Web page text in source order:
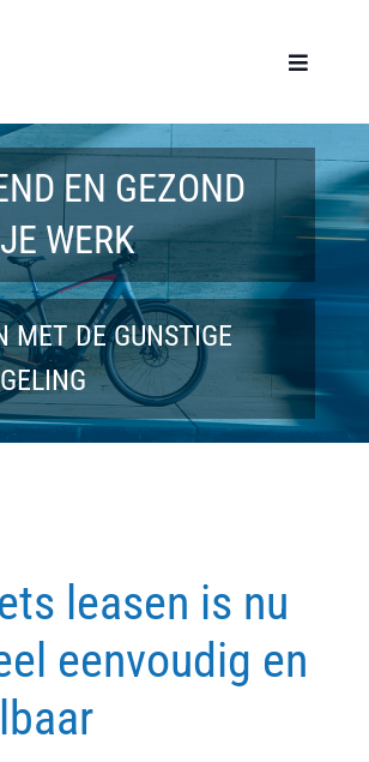
Toggle
EN GEZOND
WERK
MET DE GUNSTIGE
leasen is nu
eenvoudig en